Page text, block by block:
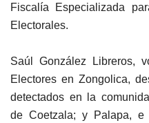
Fiscalía Especializada
Electorales.
Saúl González Libreros,
Electores en Zongolica,
detectados en la
de Coetzala; y Palapa, e